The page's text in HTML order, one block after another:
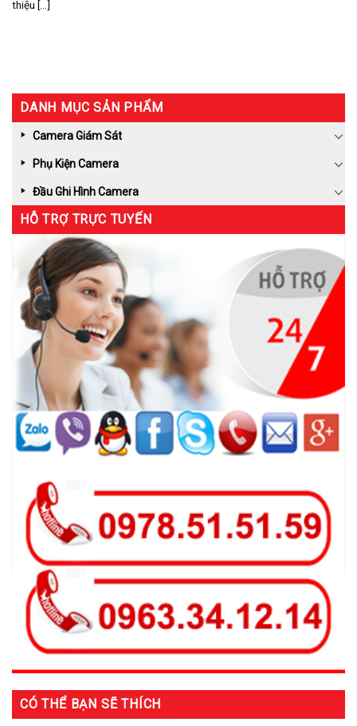
thiệu [...]
DANH MỤC SẢN PHẨM
Camera Giám Sát
Phụ Kiện Camera
Đầu Ghi Hình Camera
HỖ TRỢ TRỰC TUYẾN
CÓ THỂ BẠN SẼ THÍCH